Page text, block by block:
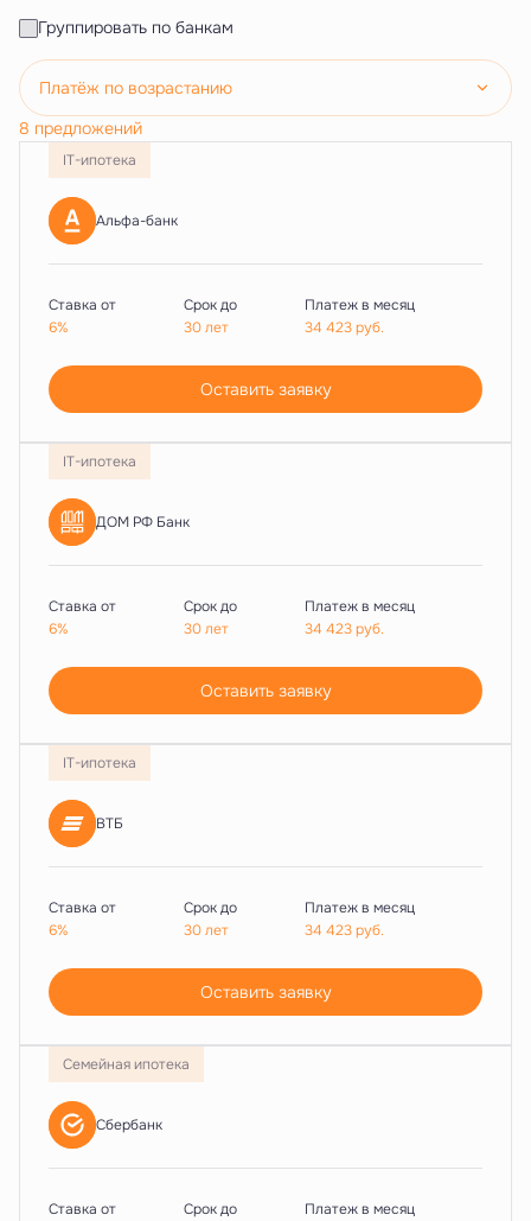
Группировать по банкам
Платёж по возрастанию
8 предложений
IT-ипотека
Альфа-банк
Ставка от
6%
Срок до
30 лет
Платеж в месяц
34 423руб.
Оставить заявку
IT-ипотека
ДОМ РФ Банк
Ставка от
6%
Срок до
30 лет
Платеж в месяц
34 423руб.
Оставить заявку
IT-ипотека
ВТБ
Ставка от
6%
Срок до
30 лет
Платеж в месяц
34 423руб.
Оставить заявку
Семейная ипотека
Сбербанк
Ставка от
Срок до
Платеж в месяц